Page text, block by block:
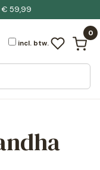
leefstijl
€ 59,99
incl. btw.
0